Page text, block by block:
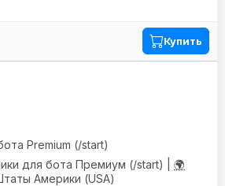
Купить
Premium (/start)
для бота Премиум (/start) | 🌍
Америки (USA)